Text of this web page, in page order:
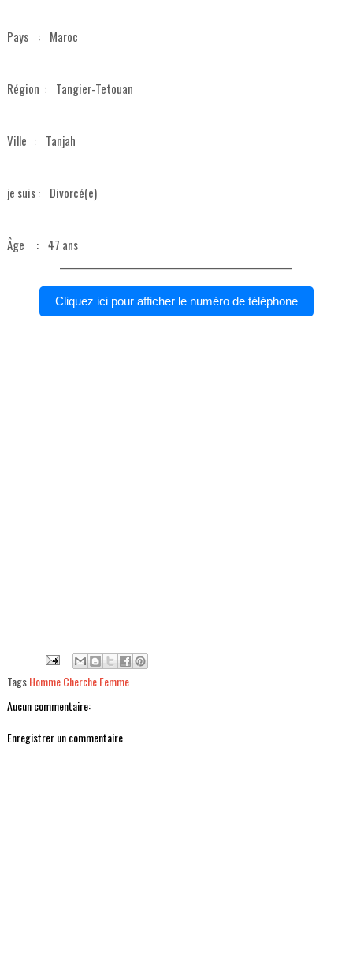
Pays : Maroc
Région : Tangier-Tetouan
Ville : Tanjah
je suis : Divorcé(e)
Âge : 47 ans
Cliquez ici pour afficher le numéro de téléphone
TagsHomme Cherche Femme
Aucun commentaire:
Enregistrer un commentaire